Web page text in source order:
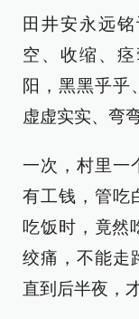
田井安永远
空、收缩、
阳，黑黑乎乎
虚虚实实、弯
一次，村里一
有工钱，管吃
吃饭时，竟然
绞痛，不能走
直到后半夜，